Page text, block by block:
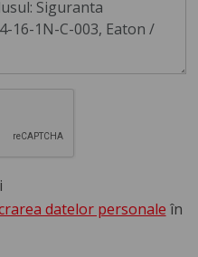
datelor personale în